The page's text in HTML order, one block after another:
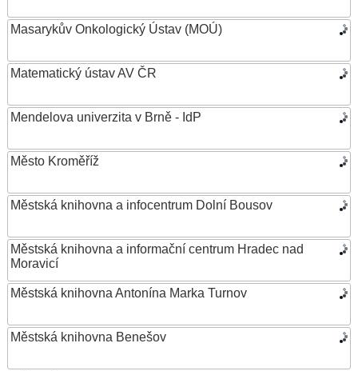
Masarykův Onkologický Ústav (MOÚ)
Matematický ústav AV ČR
Mendelova univerzita v Brně - IdP
Město Kroměříž
Městská knihovna a infocentrum Dolní Bousov
Městská knihovna a informační centrum Hradec nad
Moravicí
Městská knihovna Antonína Marka Turnov
Městská knihovna Benešov